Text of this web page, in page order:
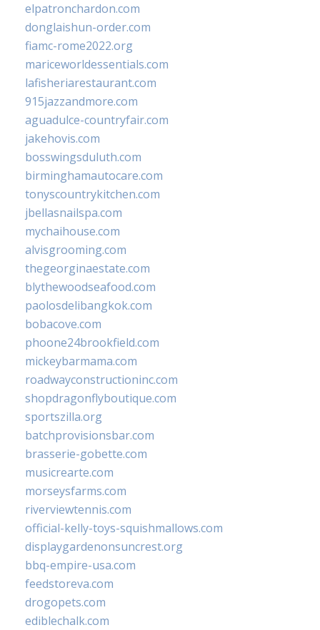
elpatronchardon.com
donglaishun-order.com
fiamc-rome2022.org
mariceworldessentials.com
lafisheriarestaurant.com
915jazzandmore.com
aguadulce-countryfair.com
jakehovis.com
bosswingsduluth.com
birminghamautocare.com
tonyscountrykitchen.com
jbellasnailspa.com
mychaihouse.com
alvisgrooming.com
thegeorginaestate.com
blythewoodseafood.com
paolosdelibangkok.com
bobacove.com
phoone24brookfield.com
mickeybarmama.com
roadwayconstructioninc.com
shopdragonflyboutique.com
sportszilla.org
batchprovisionsbar.com
brasserie-gobette.com
musicrearte.com
morseysfarms.com
riverviewtennis.com
official-kelly-toys-squishmallows.com
displaygardenonsuncrest.org
bbq-empire-usa.com
feedstoreva.com
drogopets.com
ediblechalk.com